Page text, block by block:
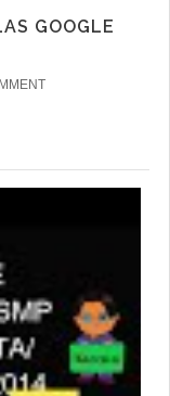
GOOGLE